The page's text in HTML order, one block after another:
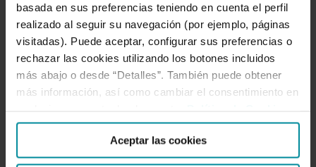
basada en sus preferencias teniendo en cuenta el perfil
realizado al seguir su navegación (por ejemplo, páginas
visitadas). Puede aceptar, configurar sus preferencias o
rechazar las cookies utilizando los botones incluidos
más abajo o desde “Detalles”. También puede obtener
más información, así como cambiar el consentimiento en
Aceptar las cookies
El interés de Cajamar por mantener y poner en